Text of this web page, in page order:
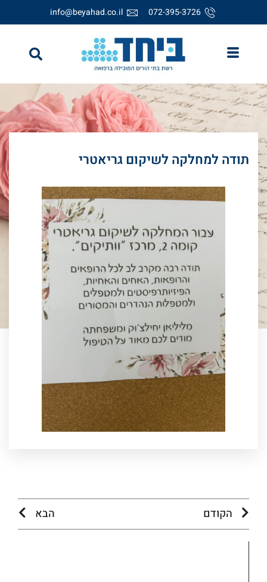
072-395-3726
info@beyahad.co.il
תודה למחלקה לשיקום גריאטרי
הקודם הבא